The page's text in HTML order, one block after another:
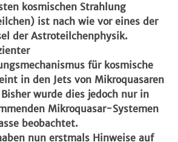
kosmischen Strahlung
ist nach wie vor eines der
der Astroteilchenphysik.
für kosmische
in den Jets von Mikroquasaren
wurde dies jedoch nur in
Mikroquasar-Systemen
beobachtet.
nun erstmals Hinweise auf